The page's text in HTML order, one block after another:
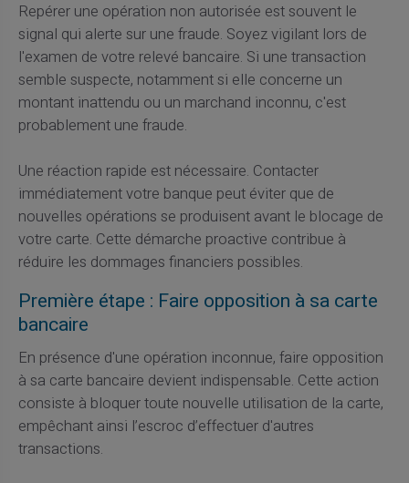
Repérer une opération non autorisée est souvent le
signal qui alerte sur une fraude. Soyez vigilant lors de
l'examen de votre relevé bancaire. Si une transaction
semble suspecte, notamment si elle concerne un
montant inattendu ou un marchand inconnu, c'est
probablement une fraude.
Une réaction rapide est nécessaire. Contacter
immédiatement votre banque peut éviter que de
nouvelles opérations se produisent avant le blocage de
votre carte. Cette démarche proactive contribue à
réduire les dommages financiers possibles.
Première étape : Faire opposition à sa carte
bancaire
En présence d'une opération inconnue, faire opposition
à sa carte bancaire devient indispensable. Cette action
consiste à bloquer toute nouvelle utilisation de la carte,
empêchant ainsi l’escroc d’effectuer d'autres
transactions.